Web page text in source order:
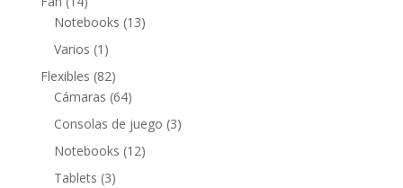
productos
Notebooks 1313
Varios 1 1
producto
Flexibles 8282
productos
Cámaras 6464
productos
Consolas de juego 33
Notebooks 1212
Tablets 33